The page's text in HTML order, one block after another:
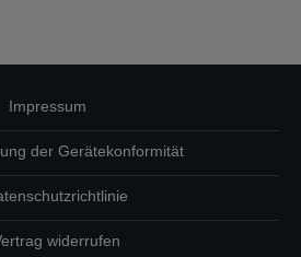
Impressum
der Gerätekonformität
widerrufen